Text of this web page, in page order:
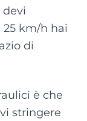
25 km/h hai
di
è che
stringere